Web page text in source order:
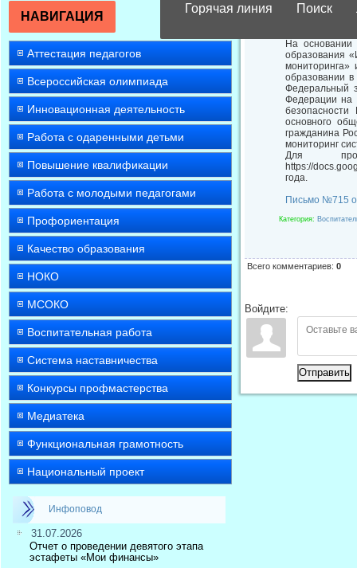
Горячая линия Поиск
НАВИГАЦИЯ
Аттестация педагогов
Всероссийская олимпиада
Инновационная деятельность
Работа с одаренными детьми
Повышение квалификации
Работа с молодыми педагогами
Профориентация
Качество образования
НОКО
МСОКО
Воспитательная работа
Система наставничества
Конкурсы профмастерства
Медиатека
Функциональная грамотность
Национальный проект
Инфоповод
31.07.2026
Отчет о проведении девятого этапа
эстафеты «Мои финансы»
На основании
образования
образовании
Федеральный
Федерации на
безопасности
основного
гражданина
мониторинг
Для
https://
года.
Письмо №715
Категория:
Всего комментариев: 0
Войдите:
Отправить